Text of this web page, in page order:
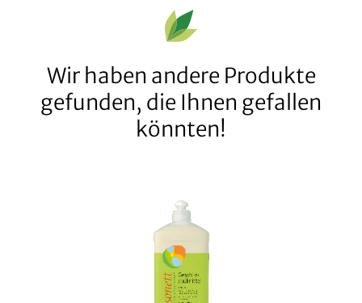
Wir haben andere Produkte
gefunden, die Ihnen gefallen
könnten!